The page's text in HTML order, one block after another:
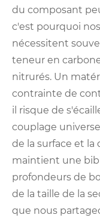
du composant
c'est pourquoi
nécessitent
teneur en
nitrurés. Un
contrainte de
il risque de
couplage
de la surface et
maintient une
profondeurs de
de la taille de la
que nous